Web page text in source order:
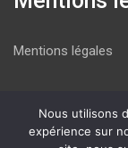
Mentions légales
Nous utilisons
expérience sur